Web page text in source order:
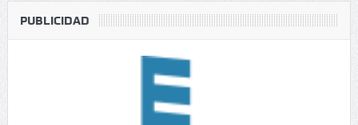
PUBLICIDAD